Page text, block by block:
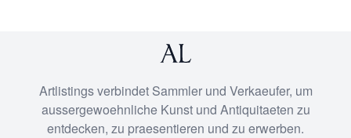
Artlistings verbindet Sammler und Verkaeufer, um
aussergewoehnliche Kunst und Antiquitaeten zu
entdecken, zu praesentieren und zu erwerben.